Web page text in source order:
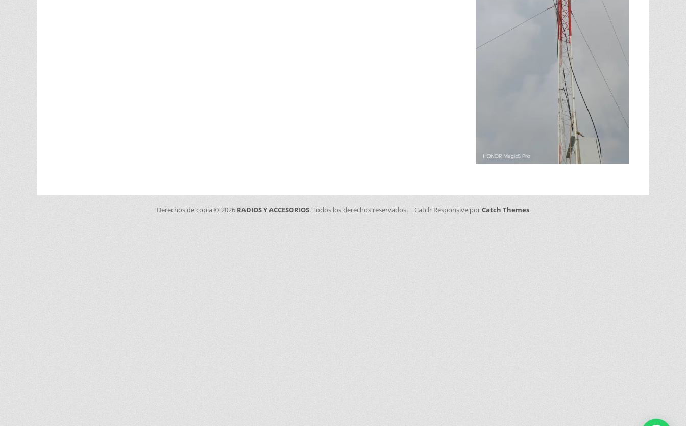
Derechos de copia © 2026 RADIOS Y ACCESORIOS. Todos los derechos reservados. | Catch Responsive porCatch Themes